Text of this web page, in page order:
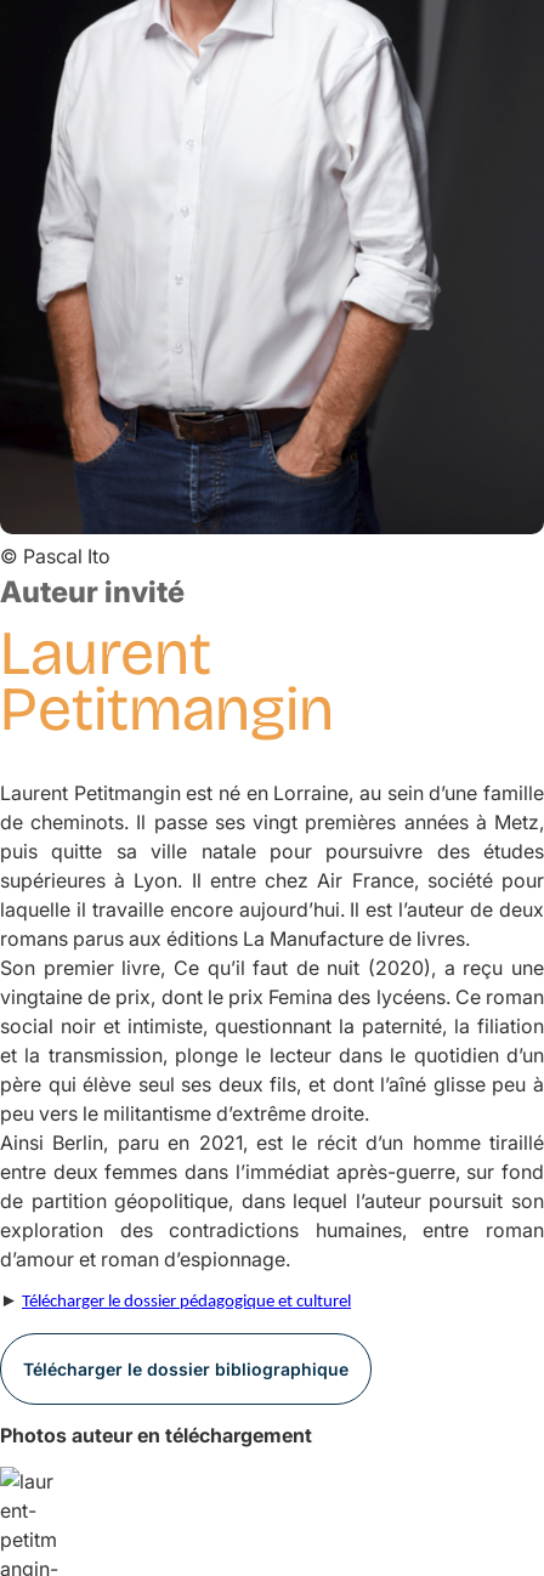
© Pascal Ito
Auteur invité
Laurent
Petitmangin
Laurent Petitmangin est né en Lorraine, au sein d’une famille
de cheminots. Il passe ses vingt premières années à Metz,
puis quitte sa ville natale pour poursuivre des études
supérieures à Lyon. Il entre chez Air France, société pour
laquelle il travaille encore aujourd’hui. Il est l’auteur de deux
romans parus aux éditions La Manufacture de livres.
Son premier livre, Ce qu’il faut de nuit (2020), a reçu une
vingtaine de prix, dont le prix Femina des lycéens. Ce roman
social noir et intimiste, questionnant la paternité, la filiation
et la transmission, plonge le lecteur dans le quotidien d’un
père qui élève seul ses deux fils, et dont l’aîné glisse peu à
peu vers le militantisme d’extrême droite.
Ainsi Berlin, paru en 2021, est le récit d’un homme tiraillé
entre deux femmes dans l’immédiat après-guerre, sur fond
de partition géopolitique, dans lequel l’auteur poursuit son
exploration des contradictions humaines, entre roman
d’amour et roman d’espionnage.
► Télécharger le dossier pédagogique et culturel
Télécharger le dossier bibliographique
Photos auteur en téléchargement